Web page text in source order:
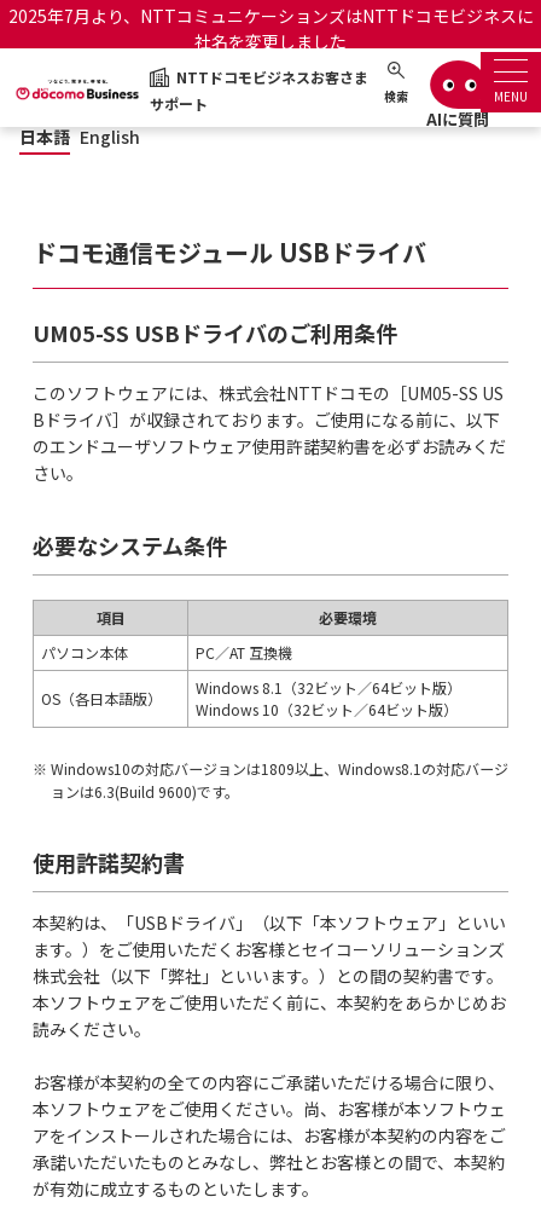
2025年7月より、NTTコミュニケーションズはNTTドコモビジネスに
社名を変更しました
NTTドコモビジネスお客さま
サポート
検索 MENU
NTTドコモビジネスお客さまサポート 日本語 English
サポートトップ
履歴・お気に入り
お知らせ サポートサイトの使い方
OCNのお客さまはこちら 工事・故障情報通知サー
ビス
日本語 English
ドコモ通信モジュール USBドライバ
UM05-SS USBドライバのご利用条件
このソフトウェアには、株式会社NTTドコモの［UM05-SS US
Bドライバ］が収録されております。ご使用になる前に、以下
のエンドユーザソフトウェア使用許諾契約書を必ずお読みくだ
さい。
必要なシステム条件
項目
必要環境
パソコン本体
PC／AT 互換機
OS（各日本語版）
Windows 8.1（32ビット／64ビット版）
Windows 10（32ビット／64ビット版）
Windows10の対応バージョンは1809以上、Windows8.1の対応バージ
ョンは6.3(Build 9600)です。
使用許諾契約書
本契約は、「USBドライバ」（以下「本ソフトウェア」といい
ます。）をご使用いただくお客様とセイコーソリューションズ
株式会社（以下「弊社」といいます。）との間の契約書です。
本ソフトウェアをご使用いただく前に、本契約をあらかじめお
読みください。
お客様が本契約の全ての内容にご承諾いただける場合に限り、
本ソフトウェアをご使用ください。尚、お客様が本ソフトウェ
アをインストールされた場合には、お客様が本契約の内容をご
承諾いただいたものとみなし、弊社とお客様との間で、本契約
が有効に成立するものといたします。